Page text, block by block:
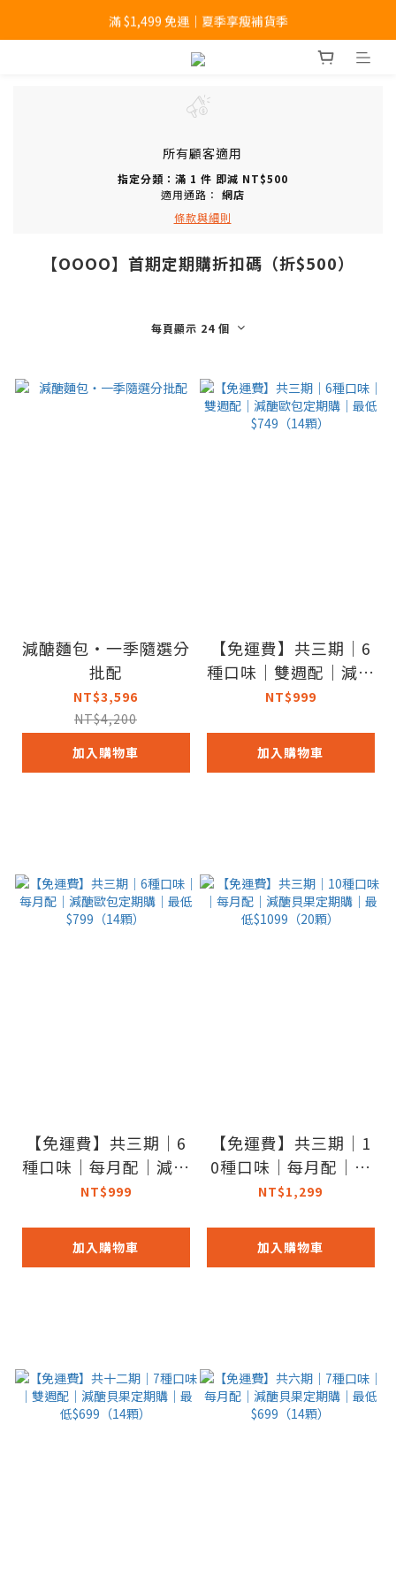
滿 $1,499 免運｜夏季享瘦補貨季
滿 $1,499 免運｜夏季享瘦補貨季
定期購｜免運費又省錢錢
滿 $1,499 免運｜夏季享瘦補貨季
所有顧客適用
指定分類：滿 1 件 即減 NT$500
適用通路： 網店
條款與細則
【OOOO】首期定期購折扣碼（折$500）
每頁顯示 24 個
減醣麵包・一季隨選分
批配
NT$3,596
NT$4,200
加入購物車
【免運費】共三期｜6
種口味｜雙週配｜減醣
歐包定期購｜最低$74
NT$999
加入購物車
【免運費】共三期｜6
種口味｜每月配｜減醣
歐包定期購｜最低$79
NT$999
加入購物車
【免運費】共三期｜1
0種口味｜每月配｜減
醣貝果定期購｜最低
NT$1,299
加入購物車